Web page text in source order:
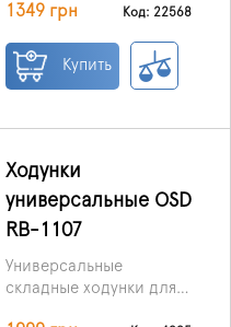
надежную опору и
посторонней помощи.
1349 грн Код: 22568
Купить
Ходунки
универсальные OSD
RB-1107
Универсальные
складные ходунки для